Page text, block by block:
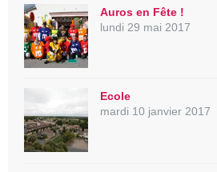
Auros en Fête !
lundi 29 mai 2017
Ecole
mardi 10 janvier 2017